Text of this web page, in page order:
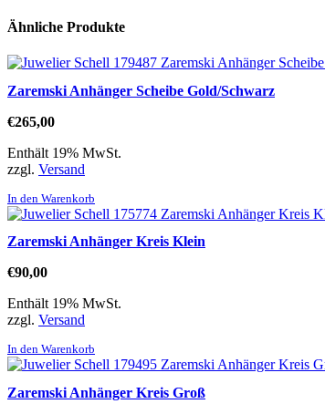
Ähnliche Produkte
Zaremski Anhänger Scheibe Gold/Schwarz
€265,00
Enthält 19% MwSt.
zzgl. Versand
In den Warenkorb
Zaremski Anhänger Kreis Klein
€90,00
Enthält 19% MwSt.
zzgl. Versand
In den Warenkorb
Zaremski Anhänger Kreis Groß